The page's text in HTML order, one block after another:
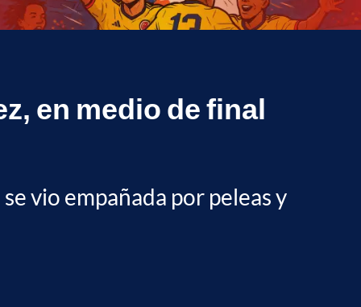
en medio de final
vio empañada por peleas y